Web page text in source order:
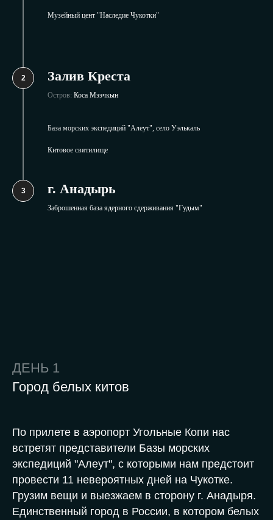
Музейный цент "Наследие Чукотки"
Залив Креста
Остров: Коса Мээчкын
База морских экспедиций "Алеут", село Уэлькаль
Китовое святилище
г. Анадырь
Заброшенная база ядерного сдерживания "Гудым"
ДЕНЬ 1
Город белых китов
По прилете в аэропорт Угольные Копи нас
встретят представители Базы морских
экспедиций "Алеут", с которыми нам предстоит
провести 11 невероятных дней на Чукотке.
Грузим вещи и выезжаем в сторону г. Анадыря.
Единственный город в России, в котором белых